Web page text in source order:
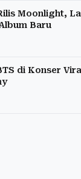
Moonlight,
Baru
di Konser